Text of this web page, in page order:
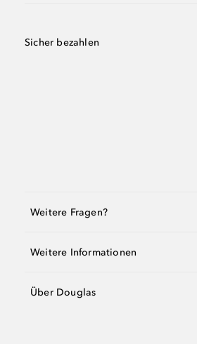
Sicher bezahlen
Weitere Fragen?
Weitere Informationen
Über Douglas